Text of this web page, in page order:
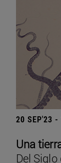
20 SEP'23 -
Una
Del